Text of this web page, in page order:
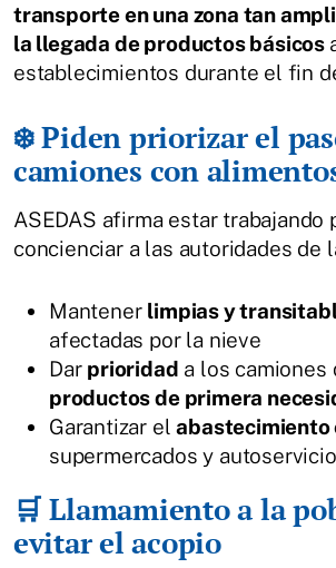
transporte en una zona tan
la llegada de productos básicos
establecimientos durante el fin
❄️ Piden priorizar el
camiones con
ASEDAS afirma estar trabajando
concienciar a las autoridades de
Mantener limpias y
afectadas por la nieve
Dar prioridad a los camiones
productos de primera
Garantizar elabastecimiento
supermercados y
🛒 Llamamiento a la
evitar el acopio